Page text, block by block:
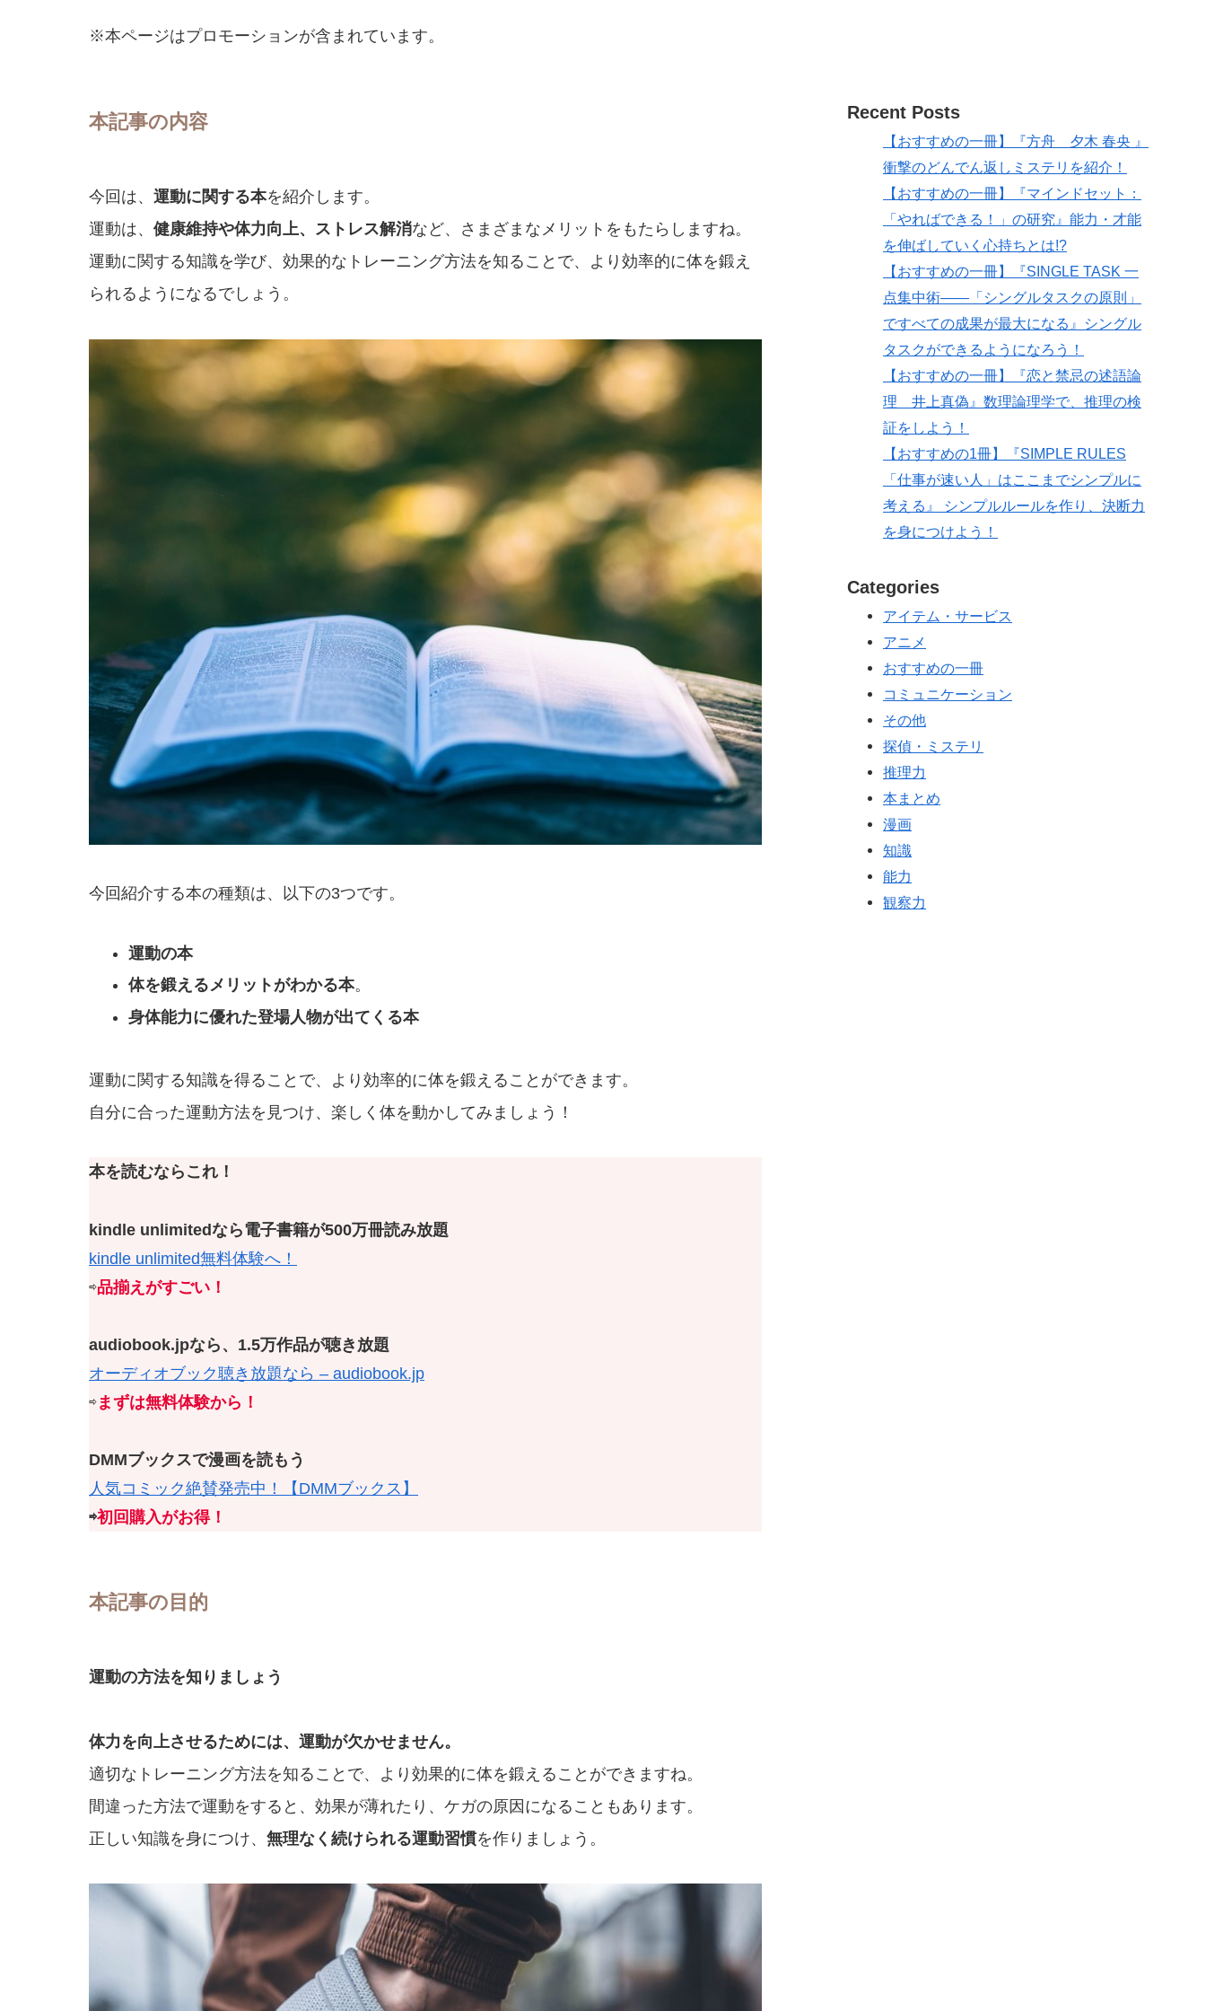
※本ページはプロモーションが含まれています。
本記事の内容
今回は、 運動に関する本を紹介します。
運動は、 健康維持や体力向上、ストレス解消など、さまざまなメリットをもたらしますね。
運動に関する知識を学び、効果的なトレーニング方法を知ることで、より効率的に体を鍛え
られるようになるでしょう。
今回紹介する本の種類は、以下の3つです。
運動の本
体を鍛えるメリットがわかる本。
身体能力に優れた登場人物が出てくる本
運動に関する知識を得ることで、より効率的に体を鍛えることができます。
自分に合った運動方法を見つけ、楽しく体を動かしてみましょう！
本を読むならこれ！
kindle unlimitedなら電子書籍が500万冊読み放題
kindle unlimited無料体験へ！
⇨品揃えがすごい！
audiobook.jpなら、1.5万作品が聴き放題
オーディオブック聴き放題なら – audiobook.jp
⇨まずは無料体験から！
DMMブックスで漫画を読もう
人気コミック絶賛発売中！【DMMブックス】
⇨初回購入がお得！
本記事の目的
運動の方法を知りましょう
体力を向上させるためには、運動が欠かせません。
適切なトレーニング方法を知ることで、より効果的に体を鍛えることができますね。
間違った方法で運動をすると、効果が薄れたり、ケガの原因になることもあります。
正しい知識を身につけ、 無理なく続けられる運動習慣を作りましょう。
Recent Posts
【おすすめの一冊】『方舟 夕木 春央 』
衝撃のどんでん返しミステリを紹介！
【おすすめの一冊】『マインドセット：
「やればできる！」の研究』能力・才能
を伸ばしていく心持ちとは!?
【おすすめの一冊】『SINGLE TASK 一
点集中術――「シングルタスクの原則」
ですべての成果が最大になる』シングル
タスクができるようになろう！
【おすすめの一冊】『恋と禁忌の述語論
理 井上真偽』数理論理学で、推理の検
証をしよう！
【おすすめの1冊】『SIMPLE RULES
「仕事が速い人」はここまでシンプルに
考える』 シンプルルールを作り、決断力
を身につけよう！
Categories
アイテム・サービス
アニメ
おすすめの一冊
コミュニケーション
その他
探偵・ミステリ
推理力
本まとめ
漫画
知識
能力
観察力